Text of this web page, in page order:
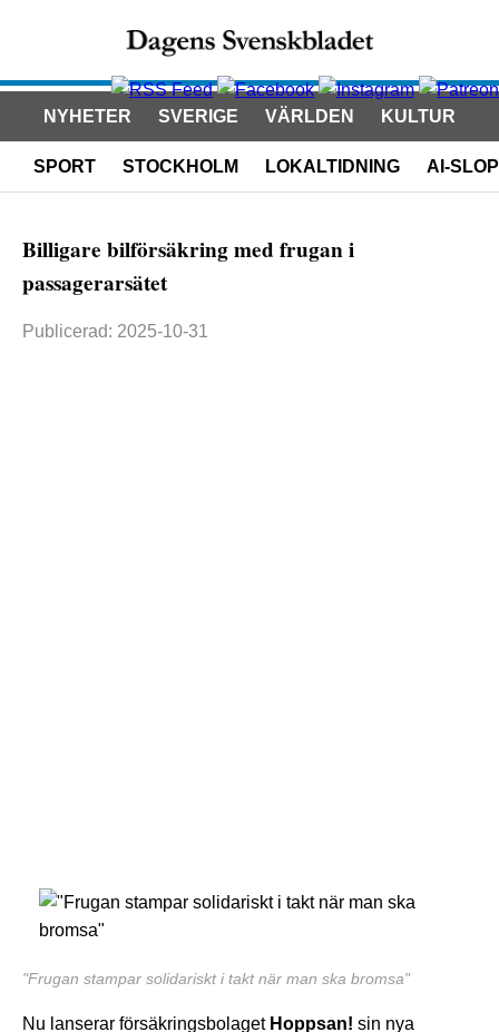
NYHETER SVERIGE VÄRLDEN KULTUR
SPORT STOCKHOLM LOKALTIDNING AI-SLOP
Billigare bilförsäkring med frugan i
passagerarsätet
Publicerad: 2025-10-31
"Frugan stampar solidariskt i takt när man ska bromsa"
Nu lanserar försäkringsbolaget Hoppsan! sin nya